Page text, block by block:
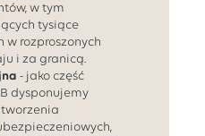
w tym
tysiące
w rozproszonych
i za granicą.
- jako część
dysponujemy